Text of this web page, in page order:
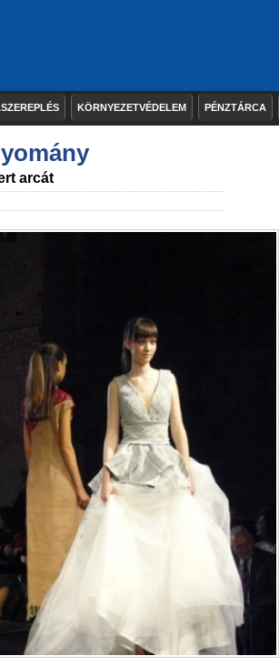
KÖRNYEZETVÉDELEM PÉNZTÁRCA
arcát